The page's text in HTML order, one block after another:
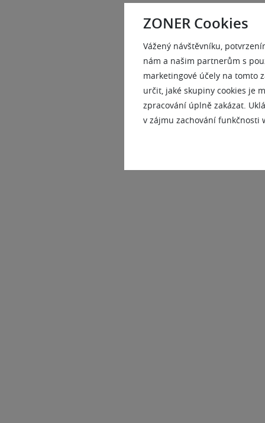
ZONER Cookies
Vážený návštěvníku,
nám a našim partnerům s
marketingové účely na tomto
určit, jaké skupiny cookies je
zpracování úplně zakázat.
v zájmu zachování funkčnosti